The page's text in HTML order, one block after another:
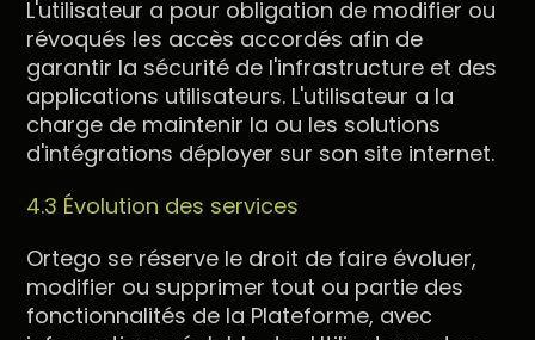
L'utilisateur a pour obligation de modifier ou
révoqués les accès accordés afin de
garantir la sécurité de l'infrastructure et des
applications utilisateurs. L'utilisateur a la
charge de maintenir la ou les solutions
d'intégrations déployer sur son site internet.
4.3 Évolution des services
Ortego se réserve le droit de faire évoluer,
modifier ou supprimer tout ou partie des
fonctionnalités de la Plateforme, avec